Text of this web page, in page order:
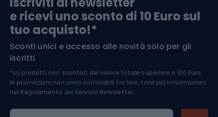
Arrampicata
Medicina dello sport
Abbigliamento ciclistico
e ricevi uno sconto di 10 Euro sul
tuo acquisto!*
Sconti unici e accesso alle novità solo per gli
iscritti
*su prodotti non scontati del valore totale superiore a 100 Euro,
le promozioni non sono cumulabili tra loro, trovi più informazioni
nel Regolamento del Servizio Newsletter.